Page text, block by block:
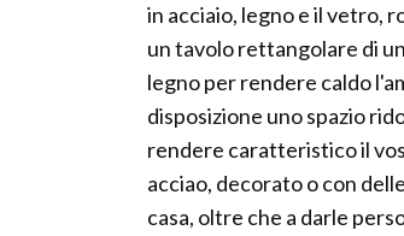
in acciaio, legno e il vetro,
un tavolo rettangolare di
legno per rendere caldo
disposizione uno spazio
rendere caratteristico il
acciao, decorato o con
casa, oltre che a darle